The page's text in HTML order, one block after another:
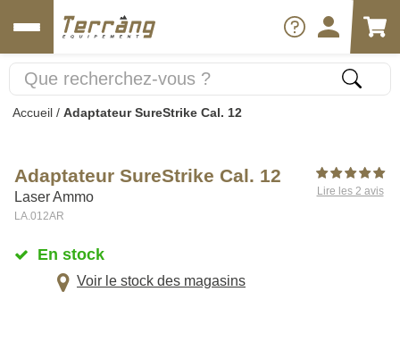
Accueil / Adaptateur SureStrike Cal. 12
Adaptateur SureStrike Cal. 12
Laser Ammo
LA.012AR
Lire les 2 avis
En stock
Voir le stock des magasins